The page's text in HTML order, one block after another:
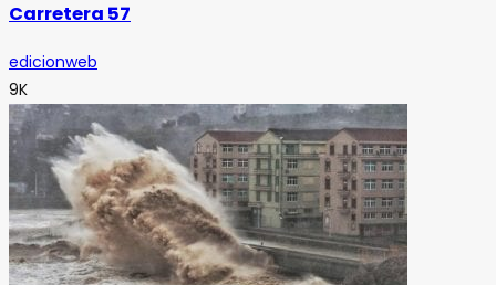
Carretera 57
edicionweb
9K